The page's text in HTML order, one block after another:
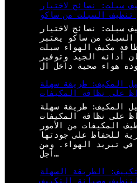
سبلت: نصائح لاختيار
تنظيف السبلت من ساكو
سبلت: نصائح لاختيار
من ساكو يعتبر
مكيف الهواء سبلت
أدائه الجيد وتوفير
المكيف: طريقة سهلة
على نظافة المكيفات
المكيف: طريقة سهلة
على نظافة المكيفات
المكيفات من الأمور
للحفاظ على جودتها
في تبريد الهواء. ومن
أجل…
الطريقة السهلة
وصيانة التكييف